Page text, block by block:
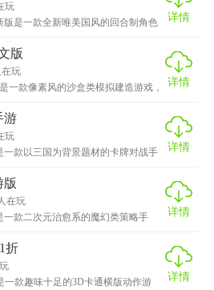
玩
版是一款全新唯美国风的回合制角色
详情
版
在玩
一款像素风的沙盒类模拟建造游戏，
详情
游
玩
一款以三国为背景题材的卡牌对战手
详情
版
在玩
一款二次元治愈系的魔幻类策略手
详情
折
一款趣味十足的3D卡通横版动作游
详情